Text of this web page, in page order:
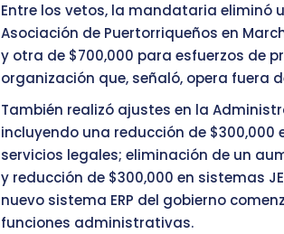
Entre los vetos, la mandataria eliminó
Asociación de Puertorriqueños en
y otra de $700,000 para esfuerzos de
organización que, señaló, opera fuera
También realizó ajustes en la
incluyendo una reducción de
servicios legales; eliminación de un
y reducción de $300,000 en sistemas
nuevo sistema ERP del gobierno
funciones administrativas.